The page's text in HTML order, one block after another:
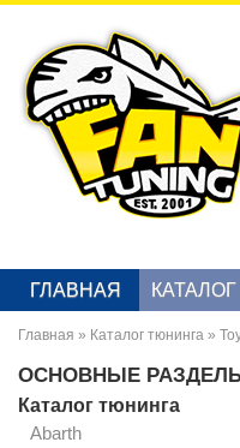
ГЛАВНАЯ
Главная » Каталог тюнинга »
ОСНОВНЫЕ
Каталог тюнинга
Abarth